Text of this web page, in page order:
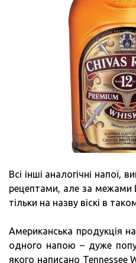
Всі інші аналогічні напої,
рецептами, але за межами
тільки на назву віскі в
Американська продукція
одного напою – дуже
якого написано Tennessee